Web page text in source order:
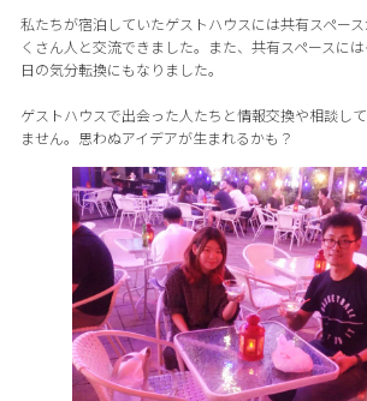
私たちが宿泊していたゲストハウスには共有スペー
くさん人と交流できました。また、共有スペースに
日の気分転換にもなりました。
ゲストハウスで出会った人たちと情報交換や相談し
ません。思わぬアイデアが生まれるかも？